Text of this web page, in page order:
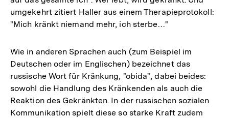
umgekehrt zitiert Haller aus einem Therapieprotokoll:
"Mich kränkt niemand mehr, ich sterbe…"
Wie in anderen Sprachen auch (zum Beispiel im
Deutschen oder im Englischen) bezeichnet das
russische Wort für Kränkung, "obida", dabei beides:
sowohl die Handlung des Kränkenden als auch die
Reaktion des Gekränkten. In der russischen sozialen
Kommunikation spielt diese so starke Kraft zudem